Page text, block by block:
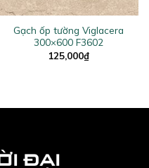
Gạch ốp tường Viglacera
300×600 F3602
125,000₫